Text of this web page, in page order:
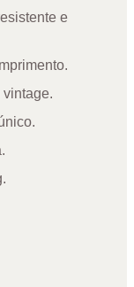
e
vintage.